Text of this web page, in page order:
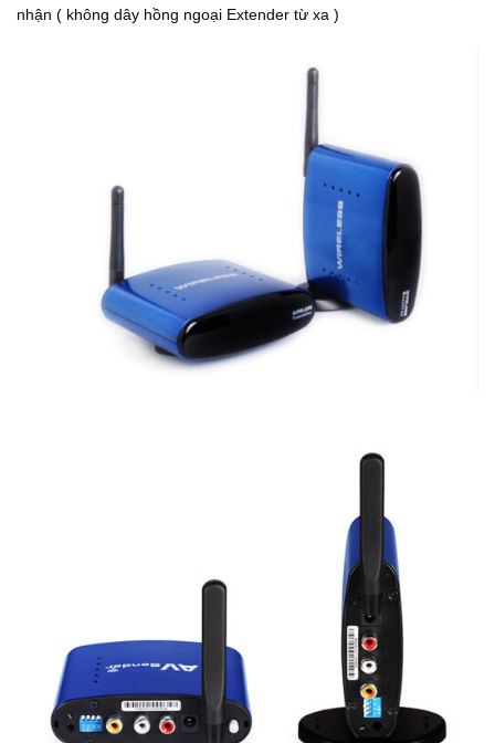
nhận ( không dây hồng ngoại Extender từ xa )